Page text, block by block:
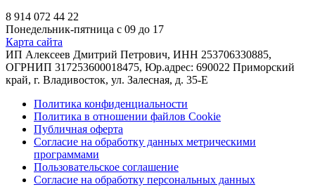
8 914 072 44 22
Понедельник-пятница с 09 до 17
Карта сайта
ИП Алексеев Дмитрий Петрович, ИНН 253706330885,
ОГРНИП 317253600018475, Юр.адрес: 690022 Приморский
край, г. Владивосток, ул. Залесная, д. 35-Е
Политика конфиденциальности
Политика в отношении файлов Cookie
Публичная оферта
Согласие на обработку данных метрическими
программами
Пользовательское соглашение
Согласие на обработку персональных данных